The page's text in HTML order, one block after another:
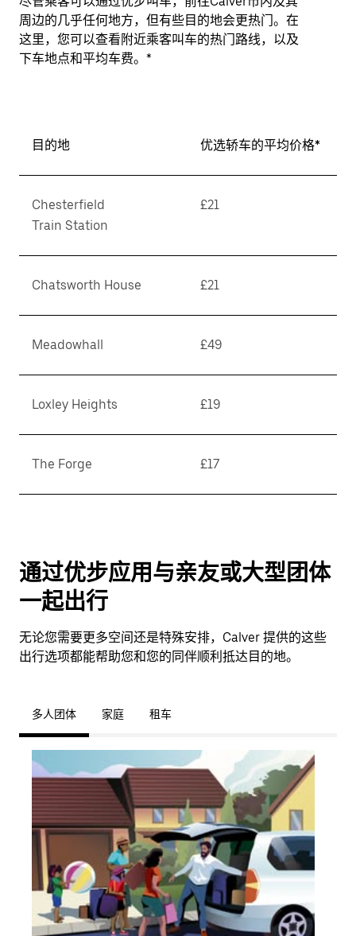
周边的几乎任何地方，但有些目的地会更热门。在
这里，您可以查看附近乘客叫车的热门路线，以及
下车地点和平均车费。*
目的地 优选轿车的平均价格*
Chesterfield
Train Station
£21
Chatsworth House £21
Meadowhall £49
Loxley Heights £19
The Forge £17
通过优步应用与亲友或大型团体
一起出行
无论您需要更多空间还是特殊安排，Calver 提供的这些
出行选项都能帮助您和您的同伴顺利抵达目的地。
多人团体 家庭 租车